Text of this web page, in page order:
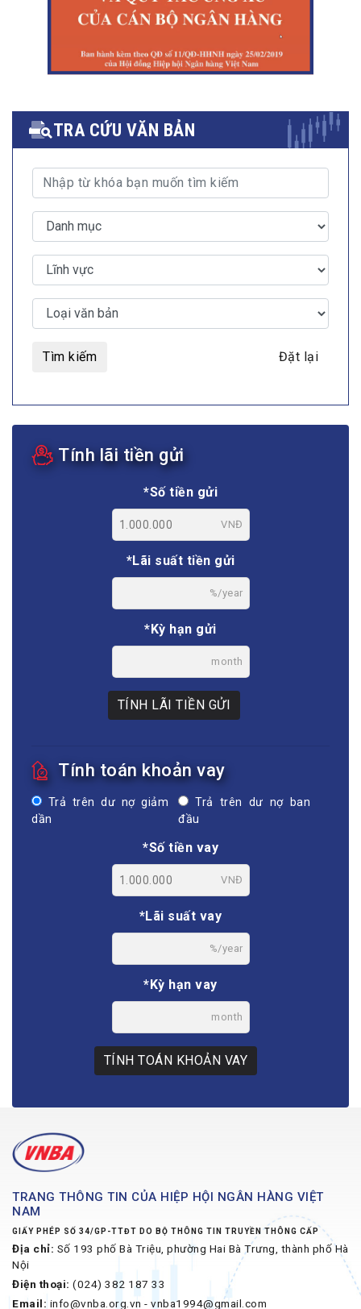
TRA CỨU VĂN BẢN
Tìm kiếm Đặt lại
Tính lãi tiền gửi
*Số tiền gửi
VNĐ
*Lãi suất tiền gửi
%/year
*Kỳ hạn gửi
month
TÍNH LÃI TIỀN GỬI
Tính toán khoản vay
Trả trên dư nợ giảm
dần
Trả trên dư nợ ban
đầu
*Số tiền vay
VNĐ
*Lãi suất vay
%/year
*Kỳ hạn vay
month
TÍNH TOÁN KHOẢN VAY
TRANG THÔNG TIN CỦA HIỆP HỘI NGÂN HÀNG VIỆT
NAM
GIẤY PHÉP SỐ 34/GP-TTĐT DO BỘ THÔNG TIN TRUYỀN THÔNG CẤP
Địa chỉ: Số 193 phố Bà Triệu, phường Hai Bà Trưng, thành phố Hà
Nội
Điện thoại: (024) 382 187 33
Email: info@vnba.org.vn - vnba1994@gmail.com